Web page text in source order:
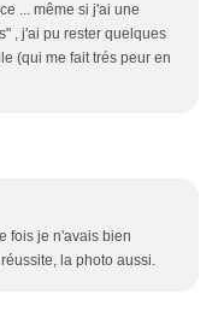
... même si j'ai une
, j'ai pu rester quelques
(qui me fait trés peur en
fois je n'avais bien
la photo aussi.